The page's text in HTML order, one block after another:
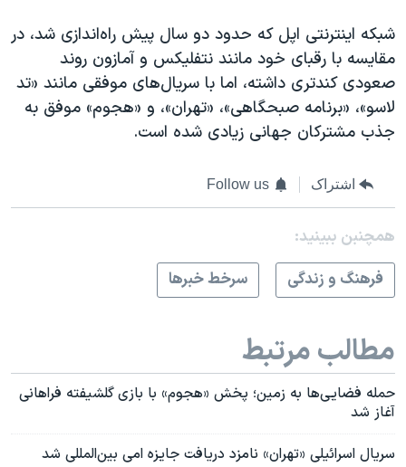
شبکه اینترنتی اپل که حدود دو سال پیش راه‌اندازی شد، در
مقایسه با رقبای خود مانند نتفلیکس و آمازون روند
صعودی کندتری داشته، اما با سریال‌های موفقی مانند «تد
لاسو»، «برنامه صبحگاهی»، «تهران»، و «هجوم» موفق به
جذب مشترکان جهانی زیادی شده است.
اشتراک Follow us
همچنبن ببینید:
فرهنگ و زندگی
سرخط خبرها
مطالب مرتبط
حمله فضایی‌ها به زمین؛ پخش «هجوم» با‌ بازی گلشیفته فراهانی
آغاز شد
سریال اسرائیلی «تهران» نامزد دریافت جایزه امی بین‌المللی شد